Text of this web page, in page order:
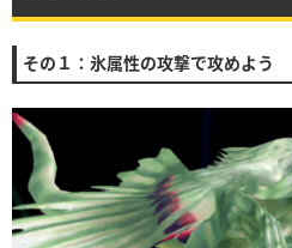
その１：氷属性の攻撃で攻めよう